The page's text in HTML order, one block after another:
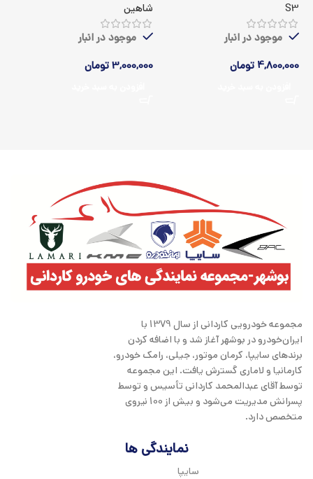
S3
موجود در انبار
4,800,000 تومان
شاهین
موجود در انبار
3,000,000تومان
مجموعه خودرویی کاردانی از سال 1379 با
ایران‌خودرو در بوشهر آغاز شد و با اضافه کردن
برندهای سایپا، کرمان موتور، جیلی، رامک خودرو،
کارمانیا و لاماری گسترش یافت. این مجموعه
توسط آقای عبدالمحمد کاردانی تأسیس و توسط
پسرانش مدیریت می‌شود و بیش از 100 نیروی
متخصص دارد.
نمایندگی ها
سایپا